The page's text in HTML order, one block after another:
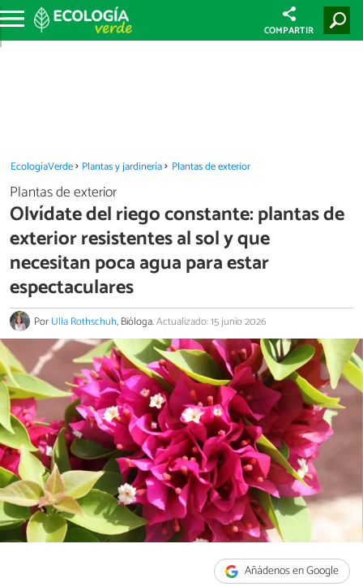
COMPARTIR
EcologíaVerde Plantas y jardinería Plantas de exterior
Plantas de exterior
Olvídate del riego constante: plantas de
exterior resistentes al sol y que
necesitan poca agua para estar
espectaculares
PorUlla Rothschuh, Bióloga.Actualizado: 15 junio 2026
Añádenos en Google